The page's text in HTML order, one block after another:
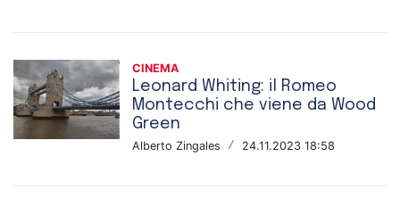
CINEMA
Leonard Whiting: il Romeo
Montecchi che viene da Wood
Green
Alberto Zingales / 24.11.2023 18:58